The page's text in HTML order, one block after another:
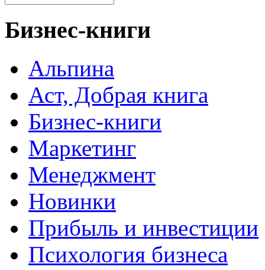
Бизнес-книги
Альпина
Аст, Добрая книга
Бизнес-книги
Маркетинг
Менеджмент
Новинки
Прибыль и инвестиции
Психология бизнеса